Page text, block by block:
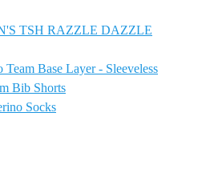
TSH RAZZLE DAZZLE
Team Base Layer - Sleeveless
Bib Shorts
Socks